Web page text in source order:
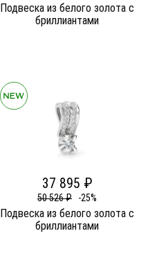
Подвеска из белого золота c
бриллиантами
37 895 ₽
50 526 ₽ -25%
Подвеска из белого золота c
бриллиантами